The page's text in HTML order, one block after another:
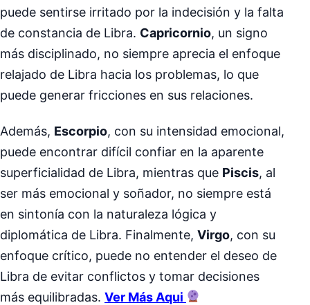
puede sentirse irritado por la indecisión y la falta
de constancia de Libra. Capricornio, un signo
más disciplinado, no siempre aprecia el enfoque
relajado de Libra hacia los problemas, lo que
puede generar fricciones en sus relaciones.
Además, Escorpio, con su intensidad emocional,
puede encontrar difícil confiar en la aparente
superficialidad de Libra, mientras que Piscis, al
ser más emocional y soñador, no siempre está
en sintonía con la naturaleza lógica y
diplomática de Libra. Finalmente, Virgo, con su
enfoque crítico, puede no entender el deseo de
Libra de evitar conflictos y tomar decisiones
más equilibradas. Ver Más Aqui